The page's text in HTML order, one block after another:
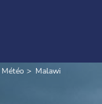
Météo Malawi